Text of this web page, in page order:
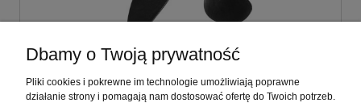
Honda 135-260 (4-płatowa), prawa, Ø 4.5"
(HA4)
Dbamy o Twoją prywatność
Pliki cookies i pokrewne im technologie umożliwiają poprawne
działanie strony i pomagają nam dostosować ofertę do Twoich potrzeb.